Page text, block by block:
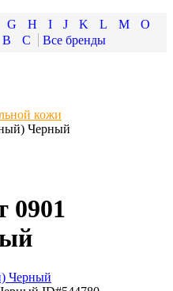
G H I J K L M
O
В С
кожи
Черный
0901